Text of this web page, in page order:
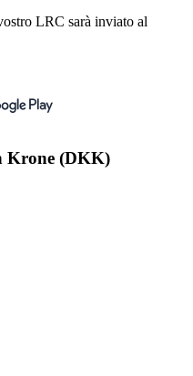
LRC sarà inviato al
Krone (DKK)